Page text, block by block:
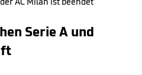
Serie A und